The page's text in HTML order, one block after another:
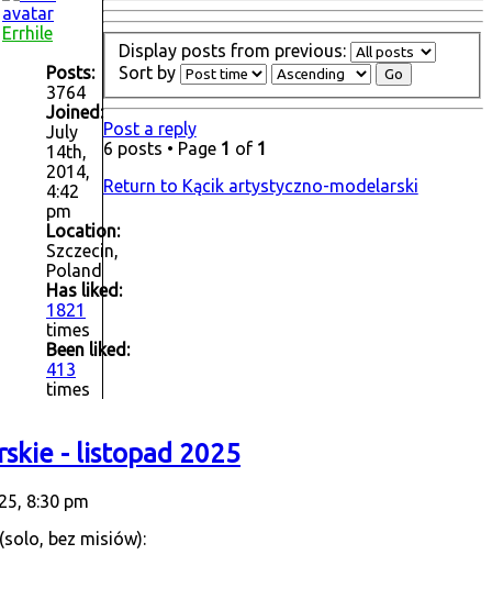
Errhile
Posts:
3764
Joined:
July
14th,
2014,
4:42
pm
Location:
Szczecin,
Poland
Has liked:
1821
times
Been liked:
413
times
- listopad 2025
8:30 pm
bez misiów):
Display posts from previous:
Sort by
Post a reply
6 posts • Page 1 of 1
Return to Kącik artystyczno-modelarski